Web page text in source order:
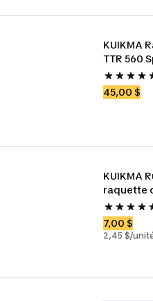
KUIKMA
TTR 560
45,00 $
KUIKMA
raquette
7,00 $
2,45 $/